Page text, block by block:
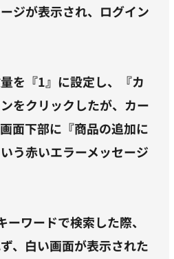
ジが表示され、ログイン
を『1』に設定し、『カ
をクリックしたが、カー
面下部に『商品の追加に
う赤いエラーメッセージ
ーワードで検索した際、
、白い画面が表示された